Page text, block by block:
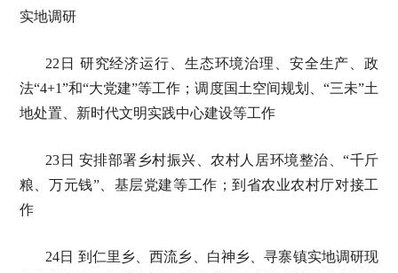
实地调研
22日 研究经济运行、生态环境治理、安全生产、政
法“4+1”和“大党建”等工作；调度国土空间规划、“三未”土
地处置、新时代文明实践中心建设等工作
23日 安排部署乡村振兴、农村人居环境整治、“千斤
粮、万元钱”、基层党建等工作；到省农业农村厅对接工
作
24日 到仁里乡、西流乡、白神乡、寻寨镇实地调研现